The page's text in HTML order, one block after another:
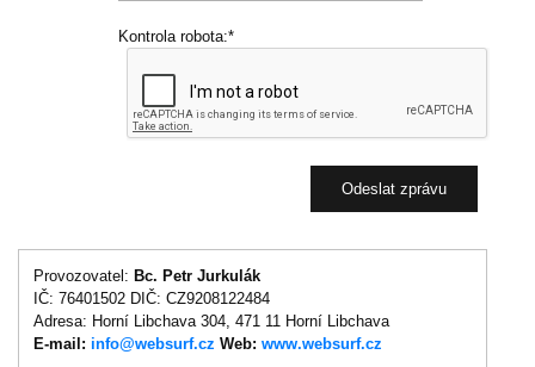
Kontrola robota:*
Provozovatel: Bc. Petr Jurkulák
IČ: 76401502 DIČ: CZ9208122484
Adresa: Horní Libchava 304, 471 11 Horní Libchava
E-mail: info@websurf.cz Web: www.websurf.cz